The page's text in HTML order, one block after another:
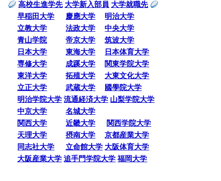
高校生進学先 大学新入部員 大学就職先
早稲田大学
慶應大学
明治大学
立教大学
法政大学
中央大学
青山学院
帝京大学
筑波大学
日本大学
東海大学
日本体育大学
専修大学
成蹊大学
関東学院大学
東洋大学
拓殖大学
大東文化大学
立正大学
武蔵大学
國學院大学
明治学院大学 流通経済大学 山梨学院大学
中京大学
名城大学
関西大学
近畿大学
関西学院大学
天理大学
摂南大学
京都産業大学
同志社大学
立命館大学 大阪体育大学
大阪産業大学 追手門学院大学 福岡大学